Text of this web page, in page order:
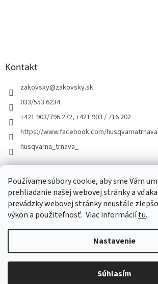
Používame súbory cookie, aby sme Vám
prehliadanie našej webovej stránky a
prevádzky webovej stránky neustále
výkon a použiteľnosť. Viac informáciítu.
Nastavenie
Súhlasím
Kontakt
zakovsky@zakovsky.sk
033/553 6234
+421 903/796 272, +421 903 / 716 202
https://www.facebook.com/husqvarnatrnava
husqvarna_trnava_
Facebook
Vytvoril Shoptet
ŽÁKOVSKÝ. Všetky